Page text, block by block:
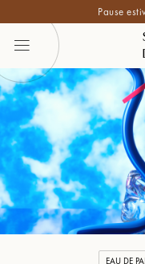
Pause
EAU DE